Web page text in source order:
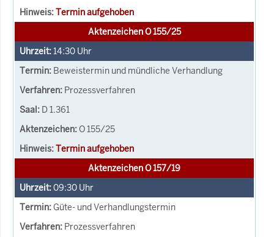
Termin aufgehoben
Aktenzeichen O 155/25
14:30 Uhr
Beweistermin und mündliche Verhandlung
Prozessverfahren
D 1.361
O 155/25
Termin aufgehoben
Aktenzeichen O 157/19
09:30 Uhr
Güte- und Verhandlungstermin
Prozessverfahren